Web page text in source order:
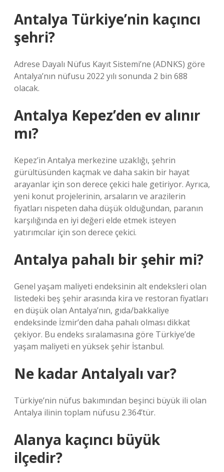
Antalya Türkiye’nin kaçıncı
şehri?
Adrese Dayalı Nüfus Kayıt Sistemi’ne (ADNKS) göre
Antalya’nın nüfusu 2022 yılı sonunda 2 bin 688
olacak.
Antalya Kepez’den ev alınır
mı?
Kepez’in Antalya merkezine uzaklığı, şehrin
gürültüsünden kaçmak ve daha sakin bir hayat
arayanlar için son derece çekici hale getiriyor. Ayrıca,
yeni konut projelerinin, arsaların ve arazilerin
fiyatları nispeten daha düşük olduğundan, paranın
karşılığında en iyi değeri elde etmek isteyen
yatırımcılar için son derece çekici.
Antalya pahalı bir şehir mi?
Genel yaşam maliyeti endeksinin alt endeksleri olan
listedeki beş şehir arasında kira ve restoran fiyatları
en düşük olan Antalya’nın, gıda/bakkaliye
endeksinde İzmir’den daha pahalı olması dikkat
çekiyor. Bu endeks sıralamasına göre Türkiye’de
yaşam maliyeti en yüksek şehir İstanbul.
Ne kadar Antalyalı var?
Türkiye’nin nüfus bakımından beşinci büyük ili olan
Antalya ilinin toplam nüfusu 2.364’tür.
Alanya kaçıncı büyük
ilçedir?